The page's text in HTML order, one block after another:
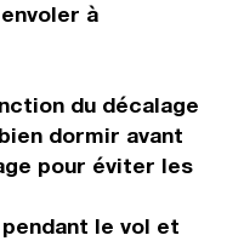
à
du décalage
dormir avant
pour éviter les
le vol et